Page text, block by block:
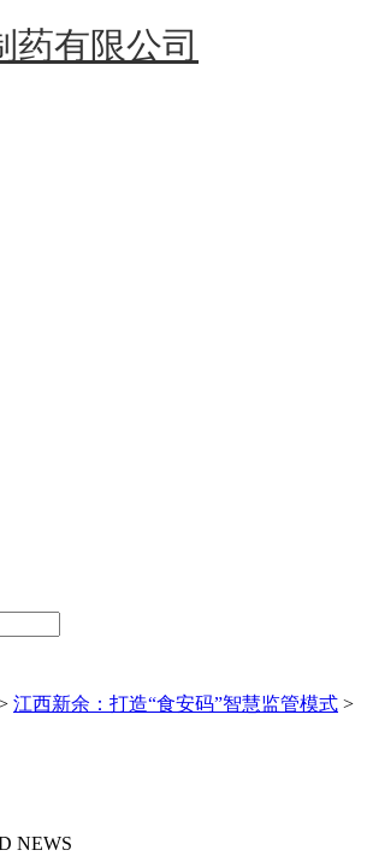
药有限公司
江西新余：打造“食安码”智慧监管模式 >
NEWS